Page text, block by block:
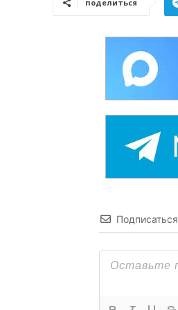
поделиться
Подписаться